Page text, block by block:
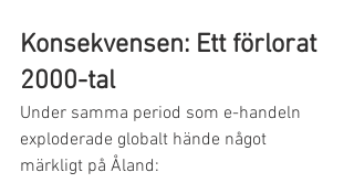
Konsekvensen: Ett förlorat
2000-tal
Under samma period som e-handeln
exploderade globalt hände något
märkligt på Åland: